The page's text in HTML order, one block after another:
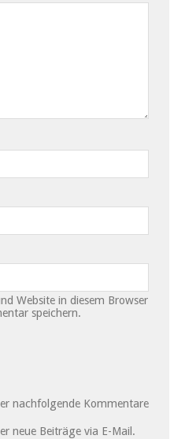
Website in diesem Browser
speichern.
nachfolgende Kommentare
neue Beiträge via E-Mail.